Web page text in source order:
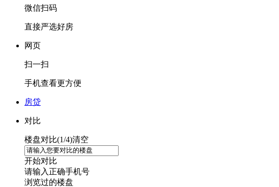
微信扫码
直接严选好房
网页
扫一扫
手机查看更方便
房贷
对比
楼盘对比(1/4)清空
开始对比
请输入正确手机号
浏览过的楼盘